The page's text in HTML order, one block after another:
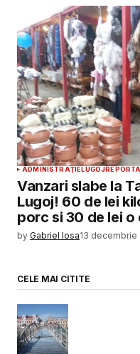
ADMINISTRAȚIELUGOJ
Vanzari slabe la
Lugoj! 60 de lei
porc si 30 de lei o
by Gabriel Iosa13 decembrie
CELE MAI CITITE